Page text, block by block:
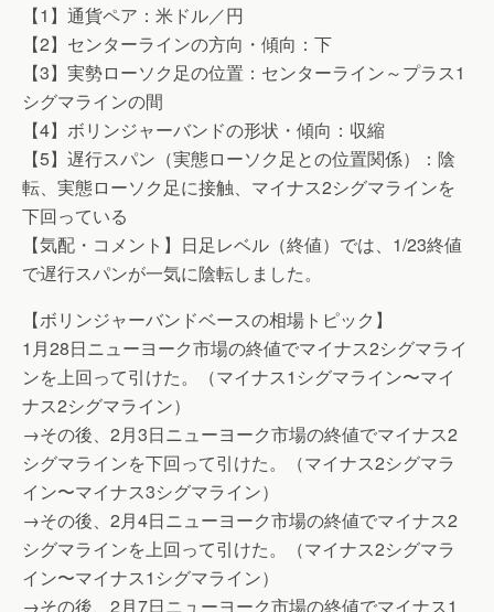
【1】通貨ペア：米ドル／円
【2】センターラインの方向・傾向：下
【3】実勢ローソク足の位置：センターライン～プラス1
シグマラインの間
【4】ボリンジャーバンドの形状・傾向：収縮
【5】遅行スパン（実態ローソク足との位置関係）：陰
転、実態ローソク足に接触、マイナス2シグマラインを
下回っている
【気配・コメント】日足レベル（終値）では、1/23終値
で遅行スパンが一気に陰転しました。
【ボリンジャーバンドベースの相場トピック】
1月28日ニューヨーク市場の終値でマイナス2シグマライ
ンを上回って引けた。（マイナス1シグマライン〜マイ
ナス2シグマライン）
→その後、2月3日ニューヨーク市場の終値でマイナス2
シグマラインを下回って引けた。（マイナス2シグマラ
イン〜マイナス3シグマライン）
→その後、2月4日ニューヨーク市場の終値でマイナス2
シグマラインを上回って引けた。（マイナス2シグマラ
イン〜マイナス1シグマライン）
→その後、2月7日ニューヨーク市場の終値でマイナス1